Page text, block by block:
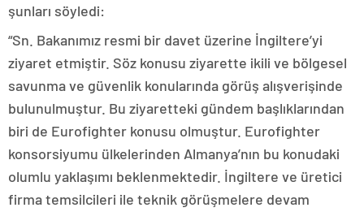
şunları söyledi:
“Sn. Bakanımız resmi bir davet üzerine İngiltere’yi
ziyaret etmiştir. Söz konusu ziyarette ikili ve bölgesel
savunma ve güvenlik konularında görüş alışverişinde
bulunulmuştur. Bu ziyaretteki gündem başlıklarından
biri de Eurofighter konusu olmuştur. Eurofighter
konsorsiyumu ülkelerinden Almanya’nın bu konudaki
olumlu yaklaşımı beklenmektedir. İngiltere ve üretici
firma temsilcileri ile teknik görüşmelere devam